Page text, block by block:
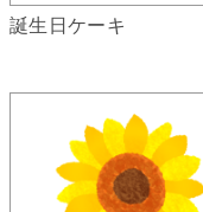
誕生日ケーキ